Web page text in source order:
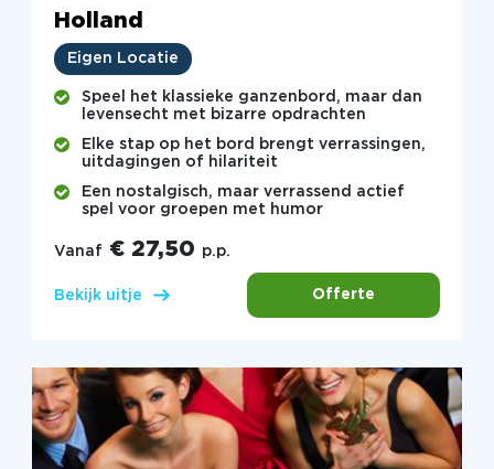
Holland
Eigen Locatie
Speel het klassieke ganzenbord, maar dan
levensecht met bizarre opdrachten
Elke stap op het bord brengt verrassingen,
uitdagingen of hilariteit
Een nostalgisch, maar verrassend actief
spel voor groepen met humor
Vanaf € 27,50 p.p.
Bekijk uitje Offerte